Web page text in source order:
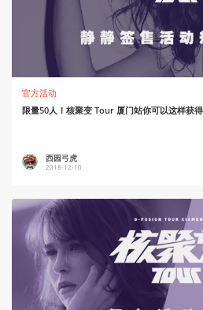
官方活动
限量50人！核聚变 Tour 厦门站你可以这样获
西园弓虎
2018-12-10